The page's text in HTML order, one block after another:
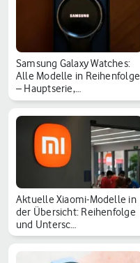
Samsung Galaxy Watches:
Alle Modelle in Reihenfolge
– Hauptserie,…
Aktuelle Xiaomi-Modelle in
der Übersicht: Reihenfolge
und Untersc…